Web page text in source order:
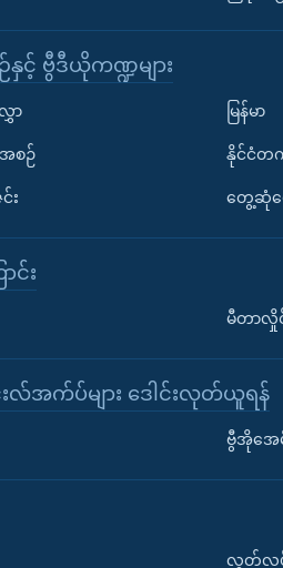
င့် ဗွီဒီယိုကဏ္ဍများ
ာ
စဉ်
း
မြန်မာ
နိုင်ငံတ
တွေ့ဆုံမေ
င်း
မီတာလှိုင်
အက်ပ်များ ဒေါင်းလုတ်ယူရန်
ဗွီအိုအေ
လွတ်လပ်